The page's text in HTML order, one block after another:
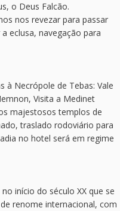
o Deus Falcão.
nos revezar para passar
eclusa, navegação para
à Necrópole de Tebas: Vale
Visita a Medinet
majestosos templos de
traslado rodoviário para
no hotel será em regime
início do século XX que se
renome internacional, com